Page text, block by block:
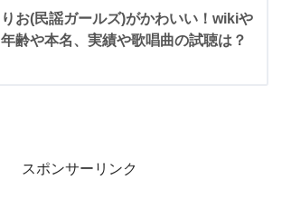
りお(民謡ガールズ)がかわいい！wikiや
年齢や本名、実績や歌唱曲の試聴は？
スポンサーリンク